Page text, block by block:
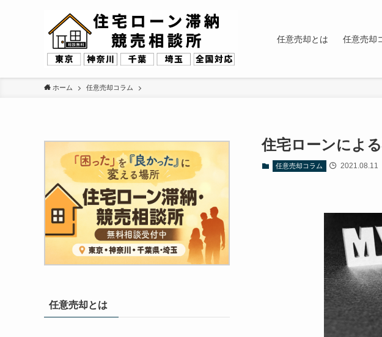
任意売却とは 任意売却
ホーム 任意売却コラム
住宅ローンによ
任意売却コラム 2021.08.11
任意売却とは